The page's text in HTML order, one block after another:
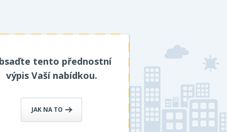
tento přednostní
výpis Vaší nabídkou.
JAK NA TO